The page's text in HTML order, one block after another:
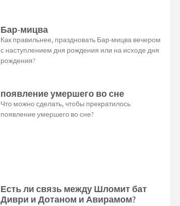
Бар-мицва
Как правильнее, праздновать Бар-мицва вечером
с наступлением дня рождения или на исходе дня
рождения?
появление умершего во сне
Что можно сделать, чтобы прекратилось
появление умершего во сне?
Есть ли связь между Шломит бат
Диври и Дотаном и Авирамом?